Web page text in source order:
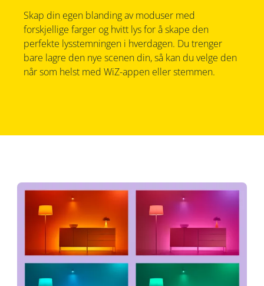
Skap din egen blanding av moduser med
forskjellige farger og hvitt lys for å skape den
perfekte lysstemningen i hverdagen. Du trenger
bare lagre den nye scenen din, så kan du velge den
når som helst med WiZ-appen eller stemmen.